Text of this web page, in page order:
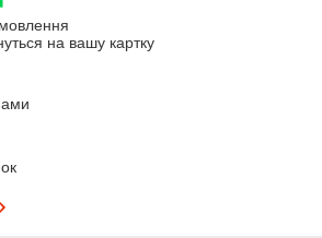
на вашу картку